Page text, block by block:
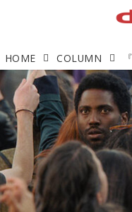
HOME COLUMN